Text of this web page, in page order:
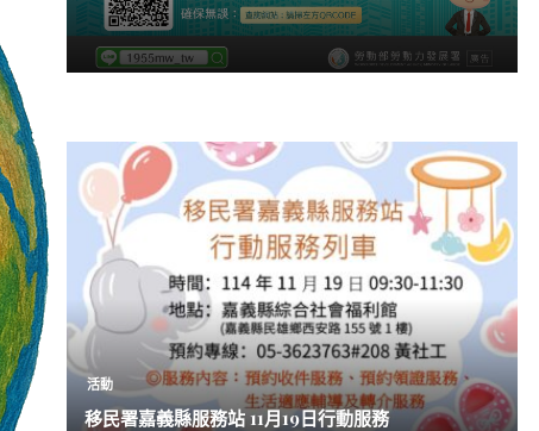
活動
移民署嘉義縣服務站 11月19日行動服務